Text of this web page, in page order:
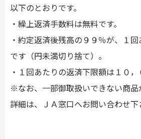
以下のとおりです。
・繰上返済手数料は無料です。
・約定返済後残高の９９％が、１
です（円未満切り捨て）。
・１回あたりの返済下限額は１０，
※なお、一部御取扱いできない商品
詳細は、ＪＡ窓口へお問い合わせ下